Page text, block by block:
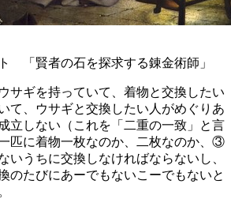
「賢者の石を探求する錬金術師」
サギを持っていて、着物と交換したい
て、ウサギと交換したい人がめぐりあ
立しない（これを「二重の一致」と言
匹に着物一枚なのか、二枚なのか、③
いうちに交換しなければならないし、
のたびにあーでもないこーでもないと